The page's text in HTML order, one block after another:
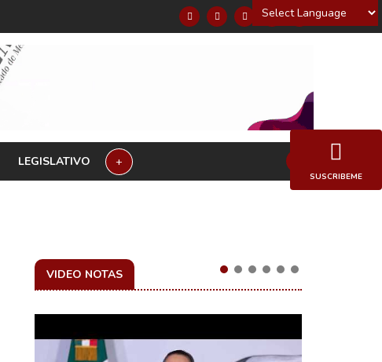
Powered by
LEGISLATIVO +
VIDEO NOTAS
SUSCRIBEME